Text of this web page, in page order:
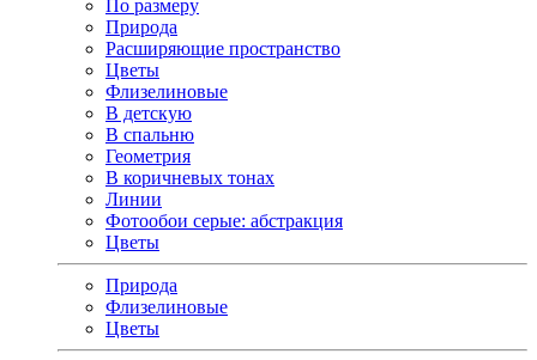
По размеру
Природа
Расширяющие пространство
Цветы
Флизелиновые
В детскую
В спальню
Геометрия
В коричневых тонах
Линии
Фотообои серые: абстракция
Цветы
Природа
Флизелиновые
Цветы